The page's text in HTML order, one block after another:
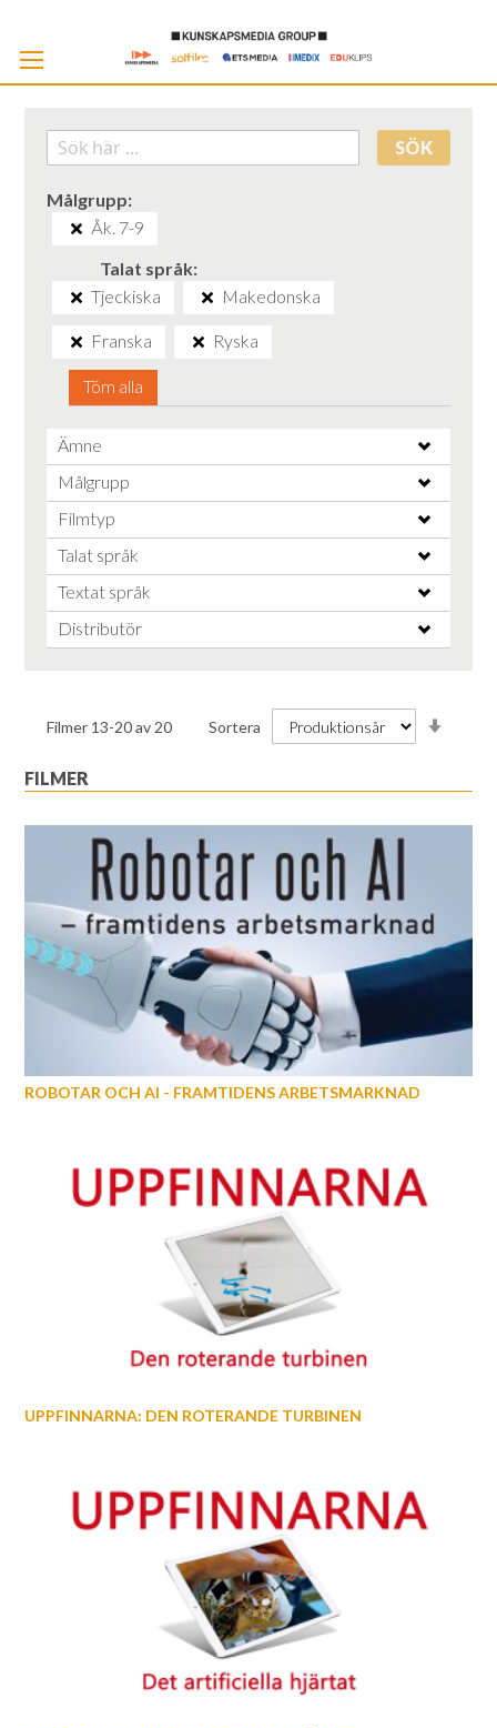
SÖK
Målgrupp
Åk. 7-9
Talat språk
Tjeckiska
Makedonska
Franska Ryska
Töm alla
Ämne
Målgrupp
Filmtyp
Talat språk
Textat språk
Distributör
Filmer 13-20av 20 Sortera
FILMER
ROBOTAR OCH AI - FRAMTIDENS ARBETSMARKNAD
UPPFINNARNA: DEN ROTERANDE TURBINEN